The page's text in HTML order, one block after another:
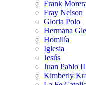
Frank
Fray Nelson
Gloria Polo
Hermana
Homilía
Iglesia
Jesús
Juan Pablo II
Kimberly